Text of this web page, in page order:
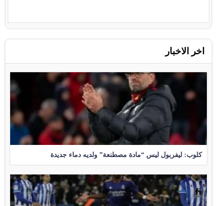
اخر الاخبار
كلوب: ليفربول ليس “مادة مصطنعة” ولديه دماء جديدة